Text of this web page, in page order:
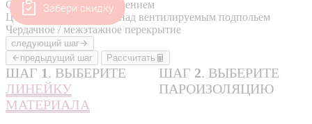
Забери скидку